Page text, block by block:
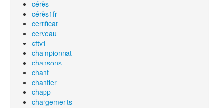
cérès
cérès1fr
certificat
cerveau
cftv1
championnat
chansons
chant
chantier
chapp
chargements